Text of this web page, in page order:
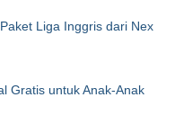
Liga Inggris dari Nex
Gratis untuk Anak-Anak